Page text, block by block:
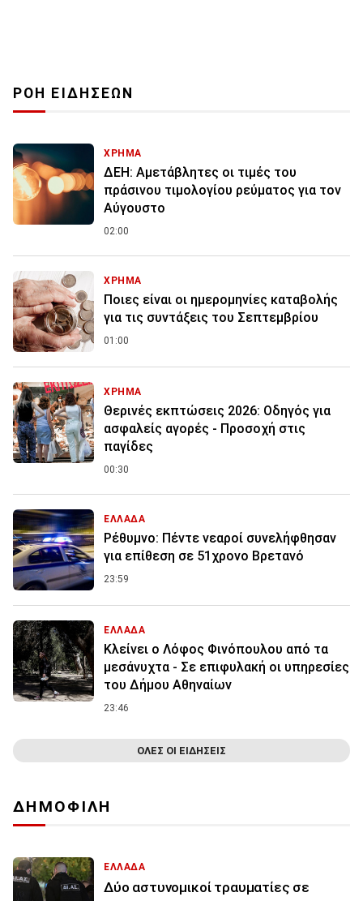
ΡΟΗ ΕΙΔΗΣΕΩΝ
ΧΡΗΜΑ
ΔΕΗ: Αμετάβλητες οι τιμές του
πράσινου τιμολογίου ρεύματος για τον
Αύγουστο
02:00
ΧΡΗΜΑ
Ποιες είναι οι ημερομηνίες καταβολής
για τις συντάξεις του Σεπτεμβρίου
01:00
ΧΡΗΜΑ
Θερινές εκπτώσεις 2026: Οδηγός για
ασφαλείς αγορές - Προσοχή στις
παγίδες
00:30
ΕΛΛΑΔΑ
Ρέθυμνο: Πέντε νεαροί συνελήφθησαν
για επίθεση σε 51χρονο Βρετανό
23:59
ΕΛΛΑΔΑ
Κλείνει ο Λόφος Φινόπουλου από τα
μεσάνυχτα - Σε επιφυλακή οι υπηρεσίες
του Δήμου Αθηναίων
23:46
ΟΛΕΣ ΟΙ ΕΙΔΗΣΕΙΣ
ΔΗΜΟΦΙΛΗ
ΕΛΛΑΔΑ
Δύο αστυνομικοί τραυματίες σε